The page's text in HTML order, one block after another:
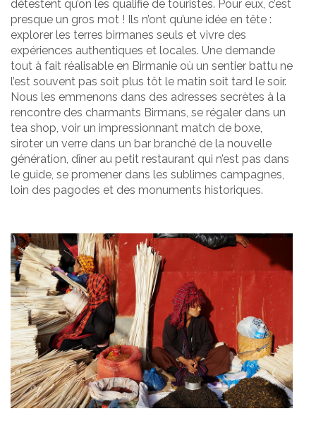
détestent qu’on les qualifie de touristes. Pour eux, c’est
presque un gros mot ! Ils n’ont qu’une idée en tête :
explorer les terres birmanes seuls et vivre des
expériences authentiques et locales. Une demande
tout à fait réalisable en Birmanie où un sentier battu ne
l’est souvent pas soit plus tôt le matin soit tard le soir.
Nous les emmenons dans des adresses secrètes à la
rencontre des charmants Birmans, se régaler dans un
tea shop, voir un impressionnant match de boxe,
siroter un verre dans un bar branché de la nouvelle
génération, dîner au petit restaurant qui n’est pas dans
le guide, se promener dans les sublimes campagnes,
loin des pagodes et des monuments historiques.